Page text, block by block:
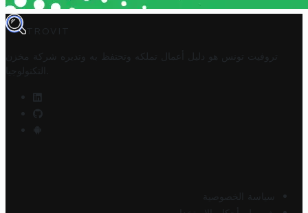
TROVIT
تروفيت تونس هو دليل أعمال تملكه وتحتفظ به وتديره
شركة مخزن
التكنولوجيا
سياسة الخصوصية